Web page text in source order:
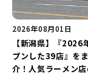
2026年08月01日
【新潟県】『2026
プンした39店』を
介！人気ラーメン